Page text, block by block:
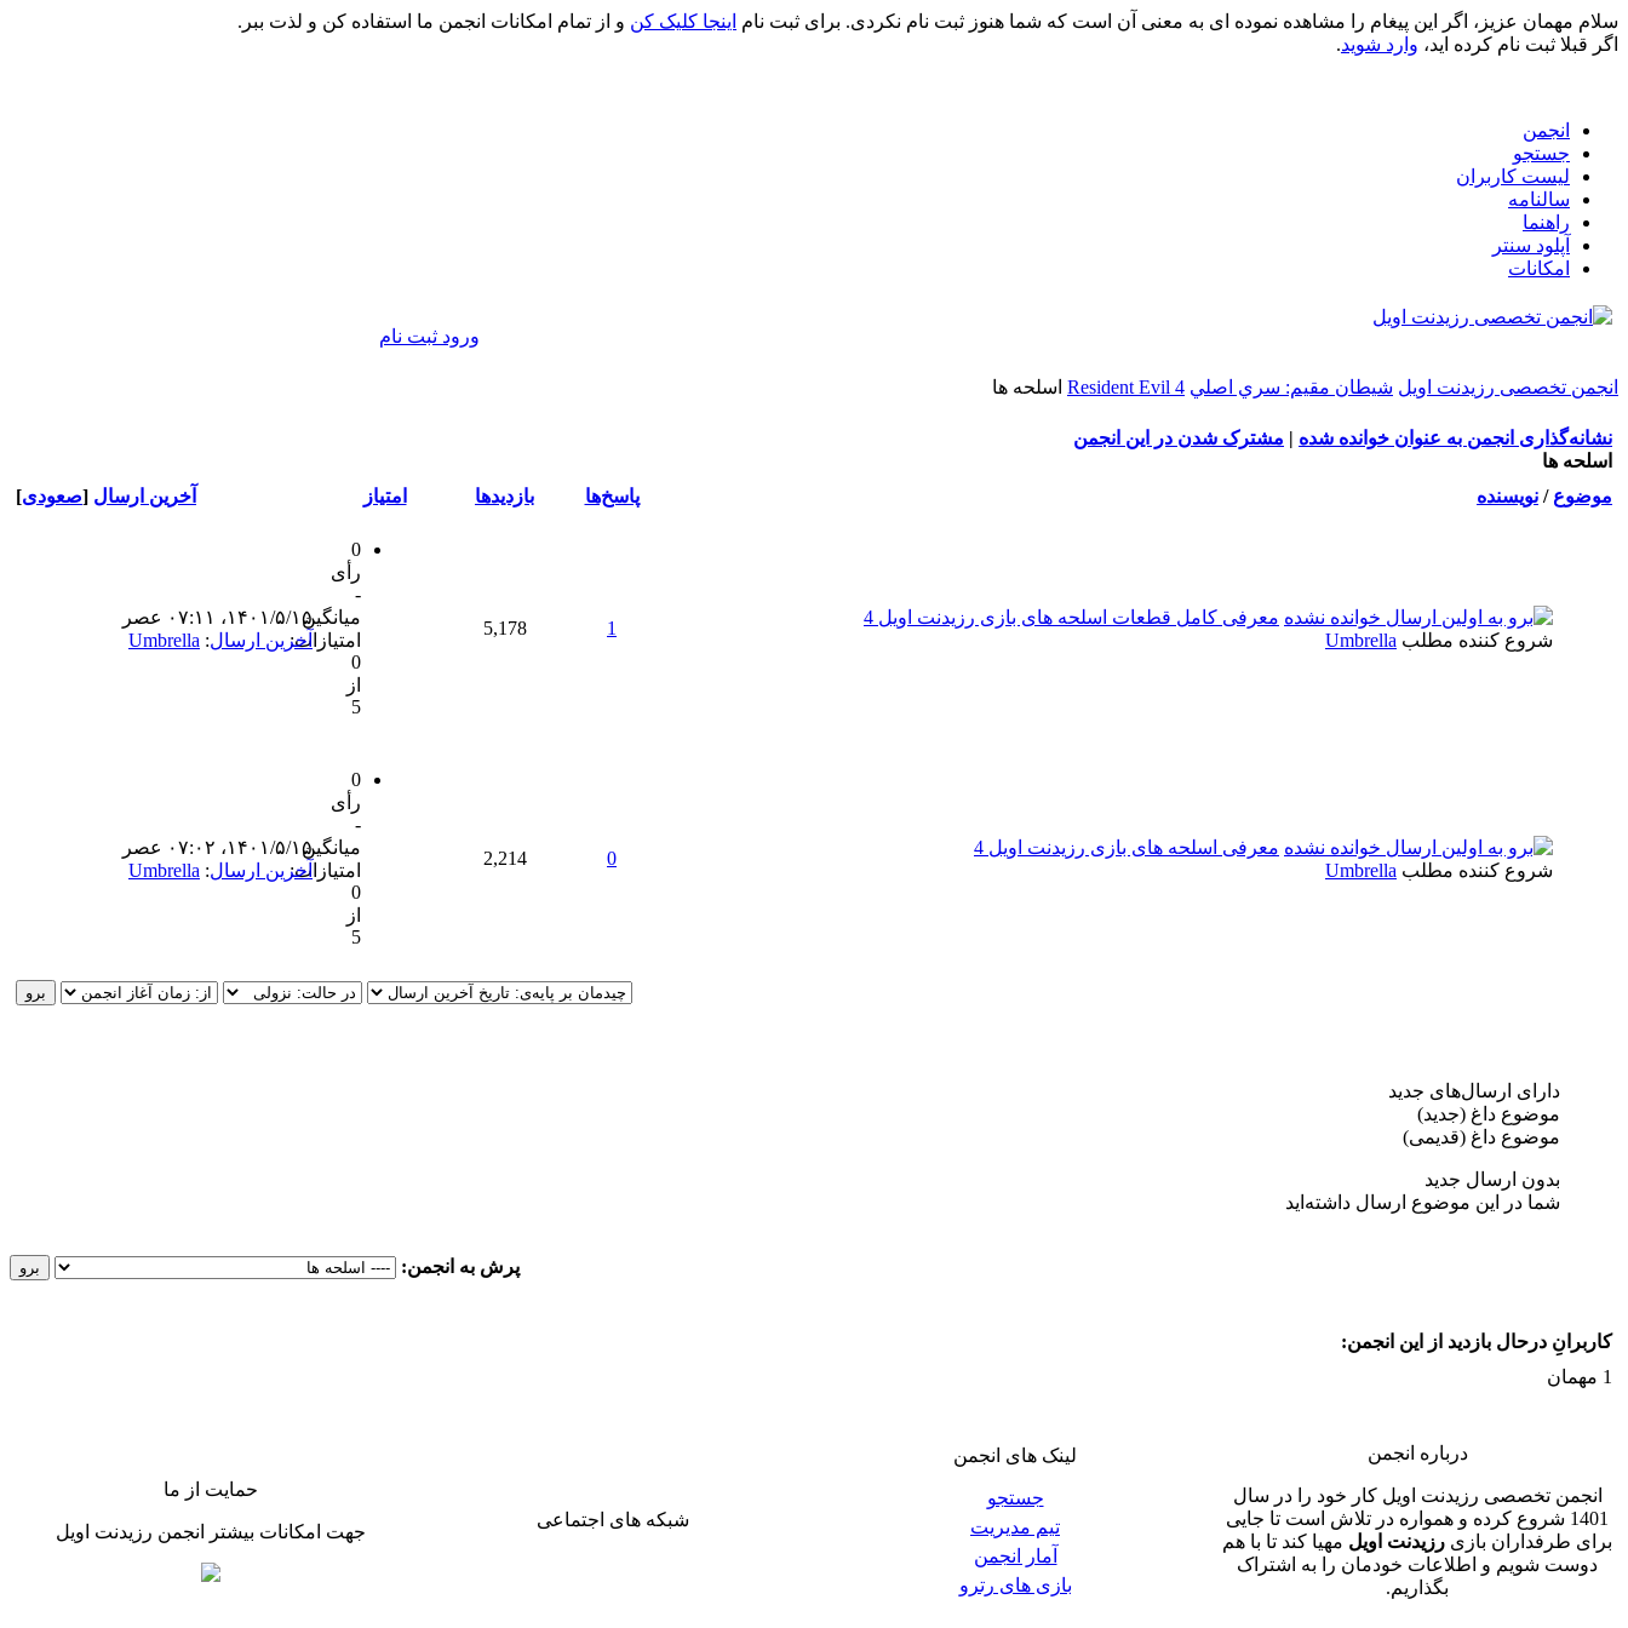
سلام مهمان عزیز، اگر این پیغام را مشاهده نموده ای به معنی آن است که شما هنوز ثبت نام نکردی. برای ثبت نام اینجا کلیک کن و از تمام امکانات انجمن ما استفاده کن و لذت ببر.
اگر قبلا ثبت نام کرده اید، وارد شوید.
انجمن
جستجو
لیست کاربران
سالنامه
راهنما
آپلود سنتر
امکانات
ورود ثبت نام
انجمن تخصصی رزیدنت اویل شيطان مقيم: سري اصلي Resident Evil 4 اسلحه ها
نشانه‌گذاری انجمن به عنوان خوانده شده | مشترک شدن در این انجمن
اسلحه ها
موضوع / نویسنده پاسخ‌ها بازدید‌ها امتیاز آخرین ارسال [صعودی]
معرفی کامل قطعات اسلحه های بازی رزیدنت اویل 4
شروع کننده مطلب Umbrella
1
5,178
0
رأی
-
میانگین
امتیازات:
0
از
5
۱۴۰۱/۵/۱۵، ۰۷:۱۱ عصر
آخرین ارسال:
Umbrella
معرفی اسلحه های بازی رزیدنت اویل 4
شروع کننده مطلب Umbrella
0
2,214
0
رأی
-
میانگین
امتیازات:
0
از
5
۱۴۰۱/۵/۱۵، ۰۷:۰۲ عصر
آخرین ارسال:
Umbrella
دارای ارسال‌های جدید‌
موضوع داغ (جدید‌)
موضوع داغ (قدیمی)
بدون ارسال جدید‌
شما در این موضوع ارسال داشته‌اید
پرش به انجمن:
کاربرانِ درحال بازدید از این انجمن:
1 مهمان
درباره انجمن
انجمن تخصصی رزیدنت اویل کار خود را در سال
1401 شروع کرده و همواره در تلاش است تا جایی
برای طرفداران بازی رزیدنت اویل مهیا کند تا با هم
دوست شویم و اطلاعات خودمان را به اشتراک
بگذاریم.
لینک های انجمن
جستجو
تیم مدیریت
آمار انجمن
بازی های رترو
شبکه های اجتماعی
حمایت از ما
جهت امکانات بیشتر انجمن رزیدنت اویل